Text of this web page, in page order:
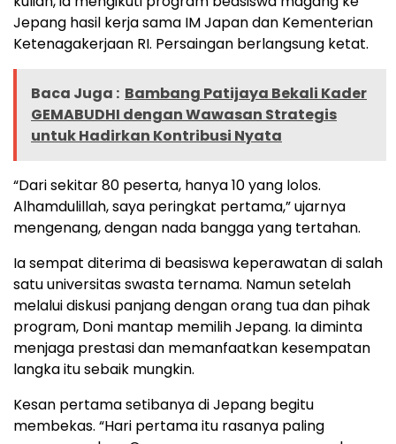
Jepang hasil kerja sama IM Japan dan Kementerian
Ketenagakerjaan RI. Persaingan berlangsung ketat.
Baca Juga : Bambang Patijaya Bekali Kader
GEMABUDHI dengan Wawasan Strategis
untuk Hadirkan Kontribusi Nyata
“Dari sekitar 80 peserta, hanya 10 yang lolos.
Alhamdulillah, saya peringkat pertama,” ujarnya
mengenang, dengan nada bangga yang tertahan.
Ia sempat diterima di beasiswa keperawatan di salah
satu universitas swasta ternama. Namun setelah
melalui diskusi panjang dengan orang tua dan pihak
program, Doni mantap memilih Jepang. Ia diminta
menjaga prestasi dan memanfaatkan kesempatan
langka itu sebaik mungkin.
Kesan pertama setibanya di Jepang begitu
membekas. “Hari pertama itu rasanya paling